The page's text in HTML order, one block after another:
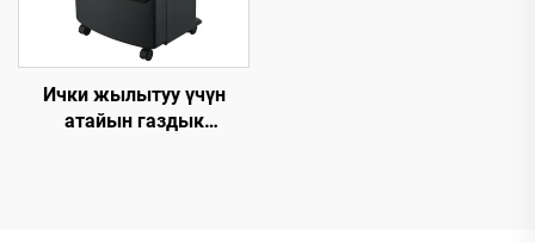
Ички жылытуу үчүн
атайын газдык